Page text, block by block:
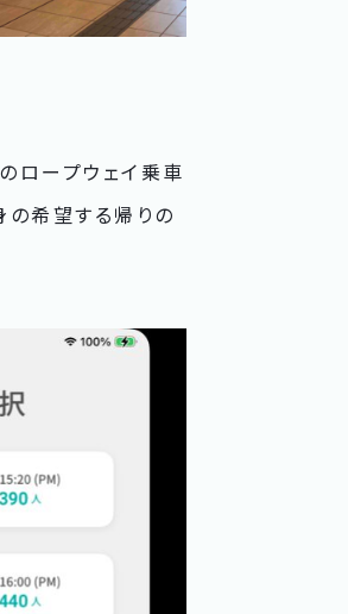
ロープウェイ乗車
希望する帰りの